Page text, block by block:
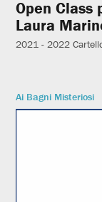
Open Class
Laura
2021 - 2022
Ai Bagni Misteriosi